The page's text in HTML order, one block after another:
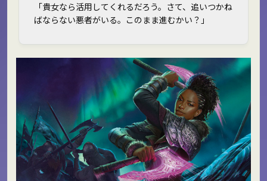
「貴女なら活用してくれるだろう。さて、追いつかね
ばならない悪者がいる。このまま進むかい？」